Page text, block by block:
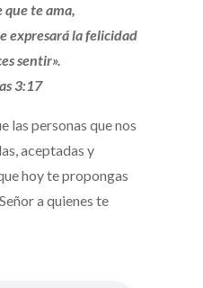
te ama,
expresará la felicidad
sentir».
3:17
las personas que nos
aceptadas y
hoy te propongas
a quienes te